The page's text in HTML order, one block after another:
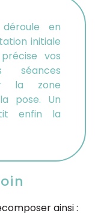
en
initiale
vos
séances
la zone
pose. Un
enfin la
ainsi :